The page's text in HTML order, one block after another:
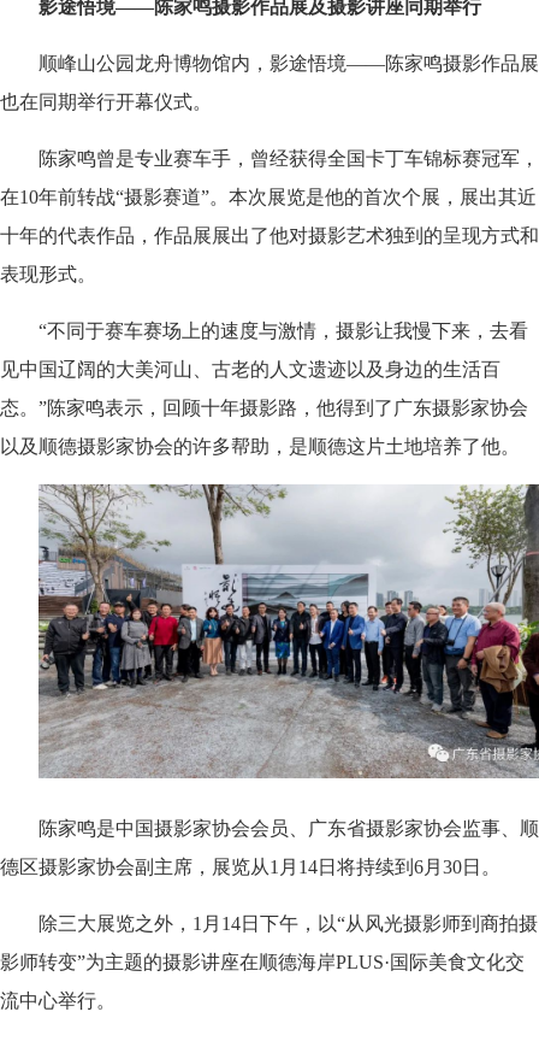
影途悟境——陈家鸣摄影作品展及摄影讲座同期举行
顺峰山公园龙舟博物馆内，影途悟境——陈家鸣摄影作品展
也在同期举行开幕仪式。
陈家鸣曾是专业赛车手，曾经获得全国卡丁车锦标赛冠军，
在10年前转战“摄影赛道”。本次展览是他的首次个展，展出其近
十年的代表作品，作品展展出了他对摄影艺术独到的呈现方式和
表现形式。
“不同于赛车赛场上的速度与激情，摄影让我慢下来，去看
见中国辽阔的大美河山、古老的人文遗迹以及身边的生活百
态。”陈家鸣表示，回顾十年摄影路，他得到了广东摄影家协会
以及顺德摄影家协会的许多帮助，是顺德这片土地培养了他。
陈家鸣是中国摄影家协会会员、广东省摄影家协会监事、顺
德区摄影家协会副主席，展览从1月14日将持续到6月30日。
除三大展览之外，1月14日下午，以“从风光摄影师到商拍摄
影师转变”为主题的摄影讲座在顺德海岸PLUS·国际美食文化交
流中心举行。